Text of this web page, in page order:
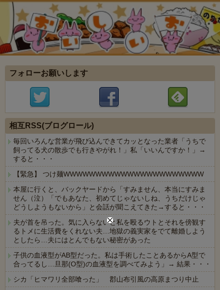
フォローお願いします
相互RSS(ブログロール)
毎回いろんな営業が飛び込んできてカッとなった業者「うちで
飼ってる犬の散歩でも行きやがれ！」私「いいんですか！」→
すると・・・
【緊急】 つけ麺WWWWWWWWWWWWWWWWWWWWWW
本屋に行くと、バックヤードから「すみません、本当にすみま
せん（泣）「でもあなた、初めてじゃないしね、うちだけじゃ
どうしようもないから」と会話が聞こえてきた→すると・・・
夫が首を吊った。気に入らないと私を殴るウトとそれを傍観す
るトメに生活費をくれない夫…地獄の義実家をでて離婚しよう
としたら…夫にはとんでもない秘密があった
子供の血液型がAB型だった。私は手術したことあるからA型で
合ってるし…旦那(O型)の血液型を調べてみよう」→ 結果・・・
シカ「ヒマワリ全部喰った」 郡山布引風の高原まつり中止